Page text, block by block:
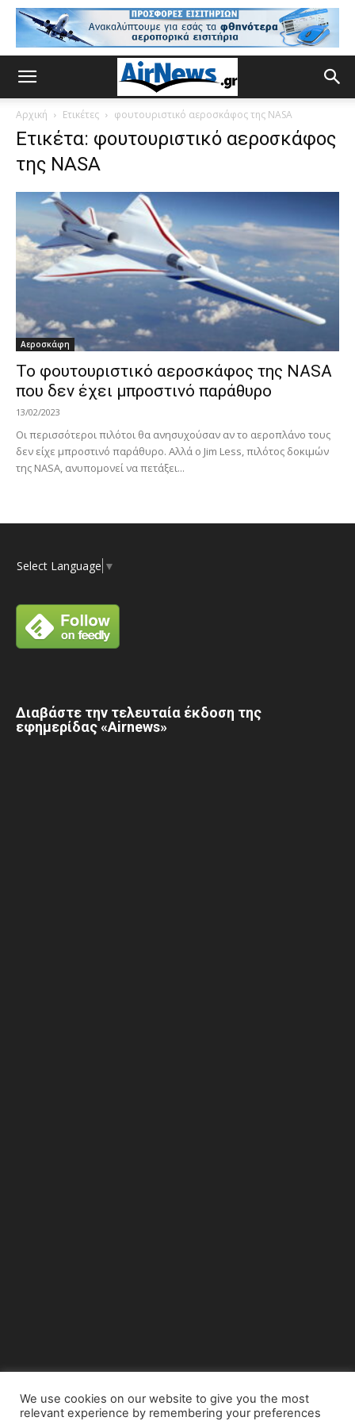
Αρχική Ετικέτες φουτουριστικό αεροσκάφος της NASA
Ετικέτα: φουτουριστικό αεροσκάφος
της NASA
Αεροσκάφη
Το φουτουριστικό αεροσκάφος της NASA
που δεν έχει μπροστινό παράθυρο
13/02/2023
Οι περισσότεροι πιλότοι θα ανησυχούσαν αν το αεροπλάνο τους
δεν είχε μπροστινό παράθυρο. Αλλά ο Jim Less, πιλότος δοκιμών
της NASA, ανυπομονεί να πετάξει...
Select Language ▼
Διαβάστε την τελευταία έκδοση της
εφημερίδας «Airnews»
We use cookies on our website to give you the most
relevant experience by remembering your preferences